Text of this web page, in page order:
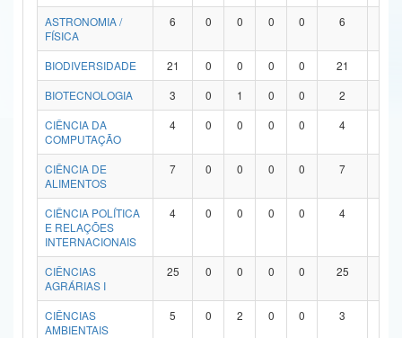
Secretaria de Governo
Advocacia-Geral da União
Banco Central do Brasil
ASTRONOMIA /
FÍSICA
6 0 0 0 0 6
BIODIVERSIDADE 21 0 0 0 0 21
BIOTECNOLOGIA
3 0 1 0 0 2
CIÊNCIA DA
COMPUTAÇÃO
4 0 0 0 0 4
CIÊNCIA DE
ALIMENTOS
7 0 0 0 0 7
CIÊNCIA POLÍTICA
E RELAÇÕES
INTERNACIONAIS
4 0 0 0 0 4
CIÊNCIAS
AGRÁRIAS I
25 0 0 0 0 25
CIÊNCIAS
AMBIENTAIS
5 0 2 0 0 3